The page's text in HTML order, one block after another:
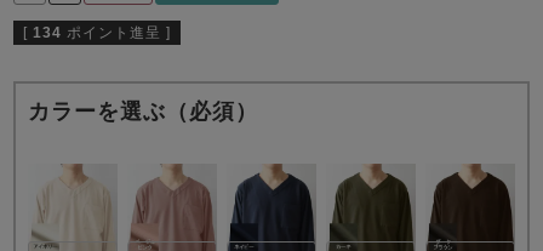
単品
ン単品
単品
ン単品
[ 134 ポイント進呈 ]
カラーを選ぶ（必須）